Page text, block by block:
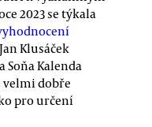
2023 se týkala
Klusáček
Kalenda
velmi dobře
pro určení